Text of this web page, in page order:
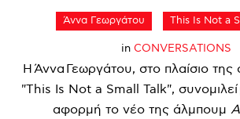
Άννα Γεωργάτου This Is Not a
in CONVERSATIONS
Η Άννα Γεωργάτου, στο πλαίσιο
"This Is Not a Small Talk",
αφορμή το νέο της άλμπουμ